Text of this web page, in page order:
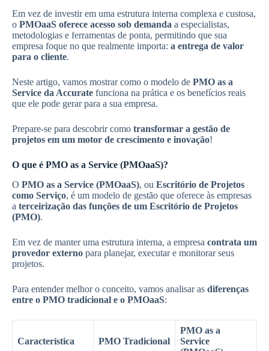
Em vez de investir em uma estrutura interna complexa e custosa,
o PMOaaS oferece acesso sob demanda a especialistas,
metodologias e ferramentas de ponta, permitindo que sua
empresa foque no que realmente importa: a entrega de valor
para o cliente.
Neste artigo, vamos mostrar como o modelo de PMO as a
Service da Accurate funciona na prática e os benefícios reais
que ele pode gerar para a sua empresa.
Prepare-se para descobrir como transformar a gestão de
projetos em um motor de crescimento e inovação!
O que é PMO as a Service (PMOaaS)?
O PMO as a Service (PMOaaS), ou Escritório de Projetos
como Serviço, é um modelo de gestão que oferece às empresas
a terceirização das funções de um Escritório de Projetos
(PMO).
Em vez de manter uma estrutura interna, a empresa contrata um
provedor externo para planejar, executar e monitorar seus
projetos.
Para entender melhor o conceito, vamos analisar as diferenças
entre o PMO tradicional e o PMOaaS:
Característica PMO Tradicional
PMO as a
Service